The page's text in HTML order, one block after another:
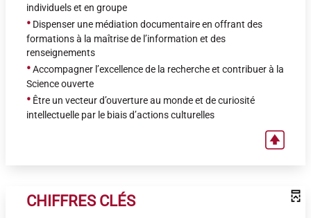
individuels et en groupe
• Dispenser une médiation documentaire en offrant des
formations à la maîtrise de l’information et des
renseignements
•Accompagner l’excellence de la recherche et contribuer à la
Science ouverte
• Être un vecteur d’ouverture au monde et de curiosité
intellectuelle par le biais d’actions culturelles
CHIFFRES CLÉS